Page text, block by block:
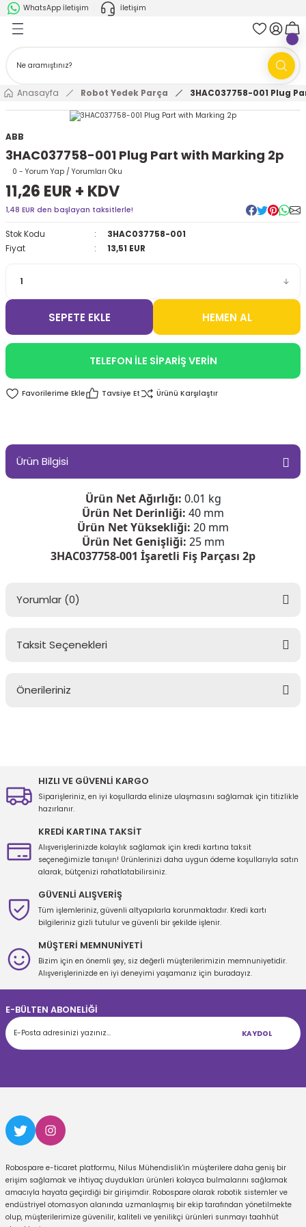
WhatsApp İletişim İletişim
Geri Dön
AMR'ler
Ark Kaynağı Robotları
Boya Robotları
Ark Kaynağı Robotları
Boya Robotları
Cobotlar
Geri Dön
Anasayfa Robot Yedek Parça 3HAC037758-001 Plug
ABB
3HAC037758-001 Plug Part with Marking 2p
0 - Yorum Yap / Yorumları Oku
11,26 EUR + KDV
1,48 EUR den başlayan taksitlerle!
Stok Kodu
3HAC037758-001
Fiyat
13,51 EUR
SEPETE EKLE HEMEN AL
TELEFON İLE SİPARİŞ VERİN
Tavsiye Et Ürünü Karşılaştır
Ürün Bilgisi
Ürün Net Ağırlığı: 0.01 kg
Ürün Net Derinliği: 40 mm
Ürün Net Yüksekliği: 20 mm
Ürün Net Genişliği: 25 mm
3HAC037758-001 İşaretli Fiş Parçası 2p
Yorumlar (0)
Taksit Seçenekleri
Önerileriniz
Ürün resmi kalitesiz, bozuk veya görüntülenemiyor.
Ürün bilgilerinde hatalar bulunuyor.
Ürün fiyatı diğer sitelerden daha pahalı.
Gönder
HIZLI VE GÜVENLİ KARGO
Siparişleriniz, en iyi koşullarda elinize ulaşmasını sağlamak için titizlikle
hazırlanır.
KREDİ KARTINA TAKSİT
Alışverişlerinizde kolaylık sağlamak için kredi kartına taksit
seçeneğimizle tanışın! Ürünlerinizi daha uygun ödeme koşullarıyla satın
alarak, bütçenizi rahatlatabilirsiniz.
GÜVENLİ ALIŞVERİŞ
Tüm işlemleriniz, güvenli altyapılarla korunmaktadır. Kredi kartı
bilgileriniz gizli tutulur ve güvenli bir şekilde işlenir.
MÜŞTERİ MEMNUNİYETİ
Bizim için en önemli şey, siz değerli müşterilerimizin memnuniyetidir.
Alışverişlerinizde en iyi deneyimi yaşamanız için buradayız.
E-BÜLTEN ABONELİĞİ
KAYDOL
Robospare e-ticaret platformu, Nilus Mühendislik'in müşterilere daha geniş bir
erişim sağlamak ve ihtiyaç duydukları ürünleri kolayca bulmalarını sağlamak
amacıyla hayata geçirdiği bir girişimdir. Robospare olarak robotik sistemler ve
endüstriyel otomasyon alanında uzmanlaşmış bir ekip tarafından yönetilmekte
olup, müşterilerimize güvenilir, kaliteli ve yenilikçi ürünleri sunmayı taahhüt